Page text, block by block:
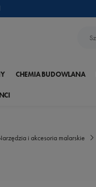
CHEMIA BUDOWLANA
i akcesoria malarskie